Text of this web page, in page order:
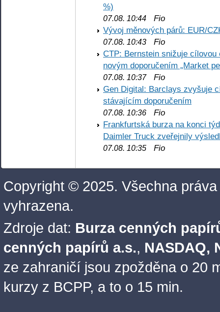
%)
07.08. 10:44 Fio
Vývoj měnových párů: EUR/
07.08. 10:43 Fio
CTP: Bernstein snižuje
novým doporučením „Market
07.08. 10:37Fio
Gen Digital: Barclays zvyšuje
stávajícím doporučením
07.08. 10:36 Fio
Frankfurtská burza na konci
Daimler Truck zveřejnily
07.08. 10:35 Fio
Copyright © 2025. Všechna práva
vyhrazena.
Zdroje dat: Burza cenných
cenných papírů a.s., NASDAQ,
ze zahraničí jsou zpožděna o 20
kurzy z BCPP, a to o 15 min.